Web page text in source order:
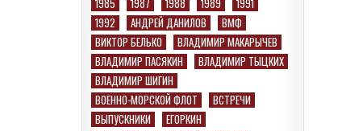
1992
АНДРЕЙ ДАНИЛОВ
ВМФ
ВИКТОР БЕЛЬКО
ВЛАДИМИР МАКАРЫЧЕВ
ВЛАДИМИР ПАСЯКИН
ВЛАДИМИР ТЫЦКИХ
ВЛАДИМИР ШИГИН
ВОЕННО-МОРСКОЙ ФЛОТ
ВСТРЕЧИ
ВЫПУСКНИКИ
ЕГОРКИН